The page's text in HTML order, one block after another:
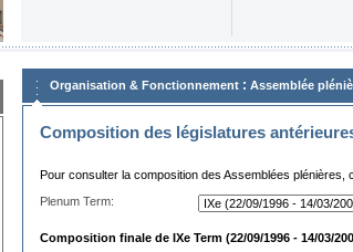
Organisation & Fonctionnement : Assemblée
Composition des législatures
Pour consulter la composition des Assemblées plénières,
Plenum Term:
Composition finale de IXe Term (22/09/1996 - 14/03/